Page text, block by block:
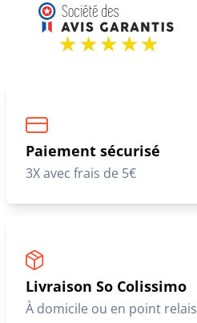
Paiement sécurisé
3X avec frais de 5€
Livraison So Colissimo
À domicile ou en point relais